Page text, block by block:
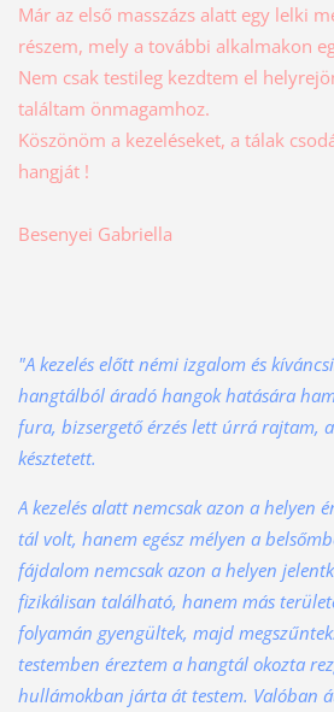
Már az első masszázs alatt egy lelki
részem, mely a további alkalmakon
Nem csak testileg kezdtem el
találtam önmagamhoz.
Köszönöm a kezeléseket, a tálak
hangját !
Besenyei Gabriella
"A kezelés előtt némi izgalom és
hangtálból áradó hangok hatására
fura, bizsergető érzés lett úrrá rajtam,
késztetett.
A kezelés alatt nemcsak azon a helyen
tál volt, hanem egész mélyen a
fájdalom nemcsak azon a helyen
fizikálisan található, hanem más
folyamán gyengültek, majd
testemben éreztem a hangtál okozta
hullámokban járta át testem. Valóban